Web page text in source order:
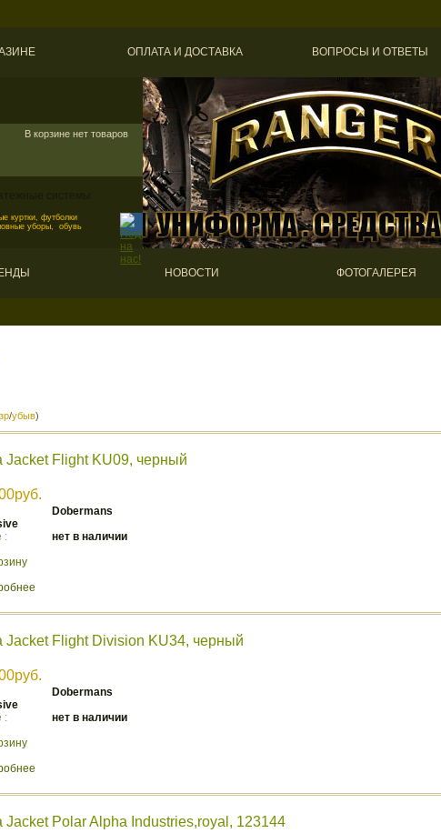
ОПЛАТА И ДОСТАВКА ВОПРОСЫ И ОТВЕТЫ
В корзине нет товаров
куртки, футболки
уборы, обувь
НОВОСТИ ФОТОГАЛЕРЕЯ
/убыв)
Jacket Flight KU09, черный
Dobermans
:
нет в наличии
Jacket Flight Division KU34, черный
Dobermans
:
нет в наличии
Jacket Polar Alpha Industries,royal, 123144